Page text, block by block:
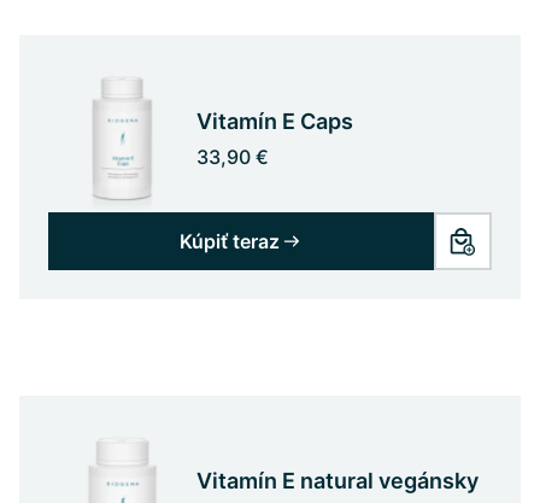
Vitamín E Caps
33,90 €
Kúpiť teraz
Vitamín E natural vegánsky